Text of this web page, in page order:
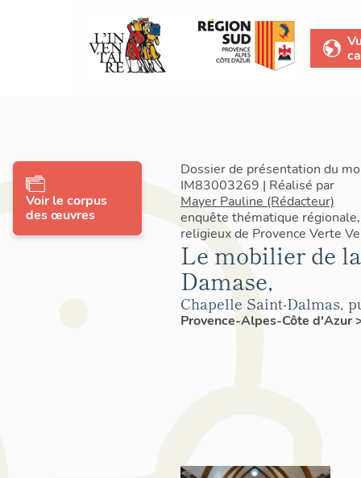
Dossier de présentation du
IM83003269 | Réalisé par
Mayer Pauline (Rédacteur)
enquête thématique
religieux de Provence Verte
Le mobilier de
Damase,
Chapelle Saint-Dalmas,
Provence-Alpes-Côte d'Azur
Voir le corpus
des œuvres